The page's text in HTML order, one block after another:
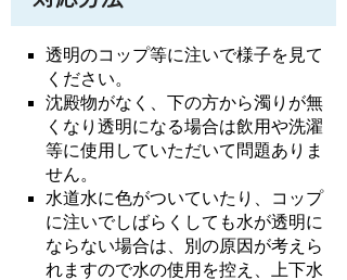
透明のコップ等に注いで様子を見て
ください。
沈殿物がなく、下の方から濁りが無
くなり透明になる場合は飲用や洗濯
等に使用していただいて問題ありま
せん。
水道水に色がついていたり、コップ
に注いでしばらくしても水が透明に
ならない場合は、別の原因が考えら
れますので水の使用を控え、上下水